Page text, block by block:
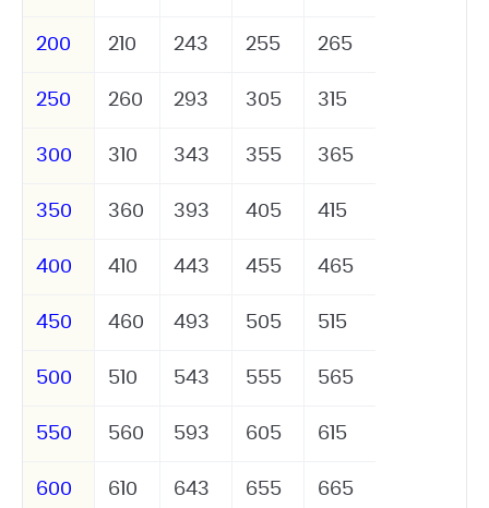
200 210 243 255 265
250 260 293 305 315
300 310 343 355 365
350 360 393 405 415
400 410 443 455 465
450 460 493 505 515
500 510 543 555 565
550 560 593 605 615
600 610 643 655 665